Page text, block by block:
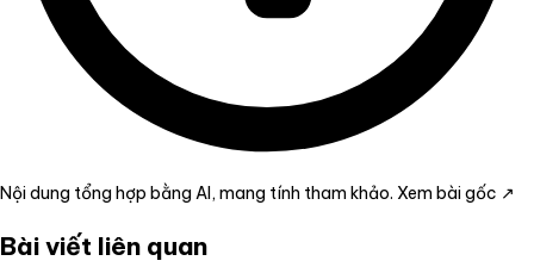
Nội dung tổng hợp bằng AI, mang tính tham khảo. Xem bài gốc ↗
Bài viết liên quan